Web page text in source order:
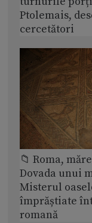
Ptolemais,
cercetători
📁 Roma,
Dovada unui
Misterul
împrăștiate
romană